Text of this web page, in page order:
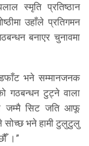
स्मृति प्रतिष्ठान
उहाँले प्रतिगमन
बनाएर चुनावमा
भने सम्मानजनक
गठबन्धन टुट्ने वाला
जम्मै सिट जति आफू
सोच्छ भने हामी टुलुटुलु
।”